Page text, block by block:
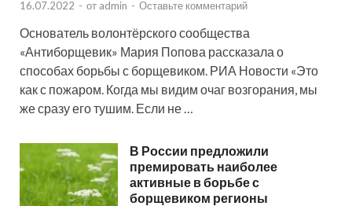
16.07.2022 - от admin - Оставьте комментарий
Основатель волонтёрского сообщества
«Антиборщевик» Мария Попова рассказала о
способах борьбы с борщевиком. РИА Новости «Это
как с пожаром. Когда мы видим очаг возгорания, мы
же сразу его тушим. Если не …
В России предложили
премировать наиболее
активные в борьбе с
борщевиком регионы